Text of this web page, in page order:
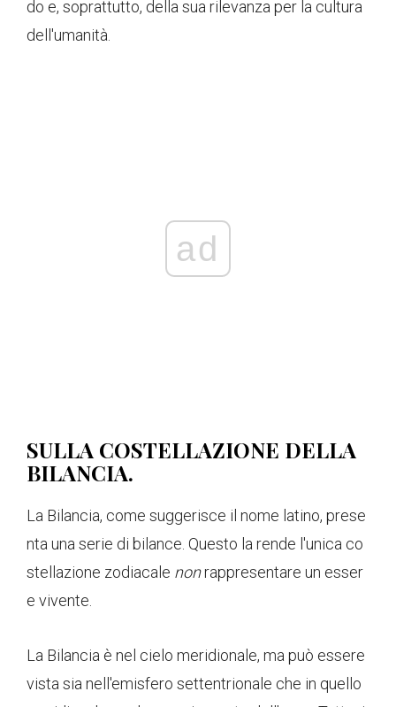
do e, soprattutto, della sua rilevanza per la cultura
dell'umanità.
ad
SULLA COSTELLAZIONE DELLA
BILANCIA.
La Bilancia, come suggerisce il nome latino, prese
nta una serie di bilance. Questo la rende l'unica co
stellazione zodiacale nonrappresentare un esser
e vivente.
La Bilancia è nel cielo meridionale, ma può essere
vista sia nell'emisfero settentrionale che in quello